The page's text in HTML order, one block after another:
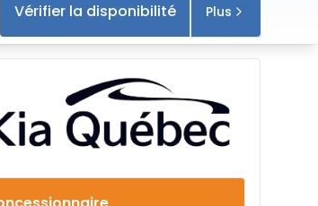
Vérifier la disponibilité Plus